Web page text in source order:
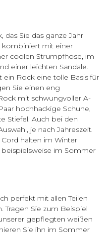
das Sie das ganze Jahr
kombiniert mit einer
coolen Strumpfhose, im
einer leichten Sandale.
Rock eine tolle Basis für
Sie einen eng
mit schwungvoller A-
hochhackige Schuhe,
Stiefel. Auch bei den
je nach Jahreszeit.
halten im Winter
im Sommer
perfekt mit allen Teilen
Tragen Sie zum Beispiel
gepflegten weißen
Sie ihn im Sommer